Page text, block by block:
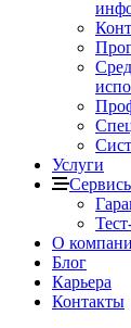
Услуги
О
Блог
Карьера
Контакты